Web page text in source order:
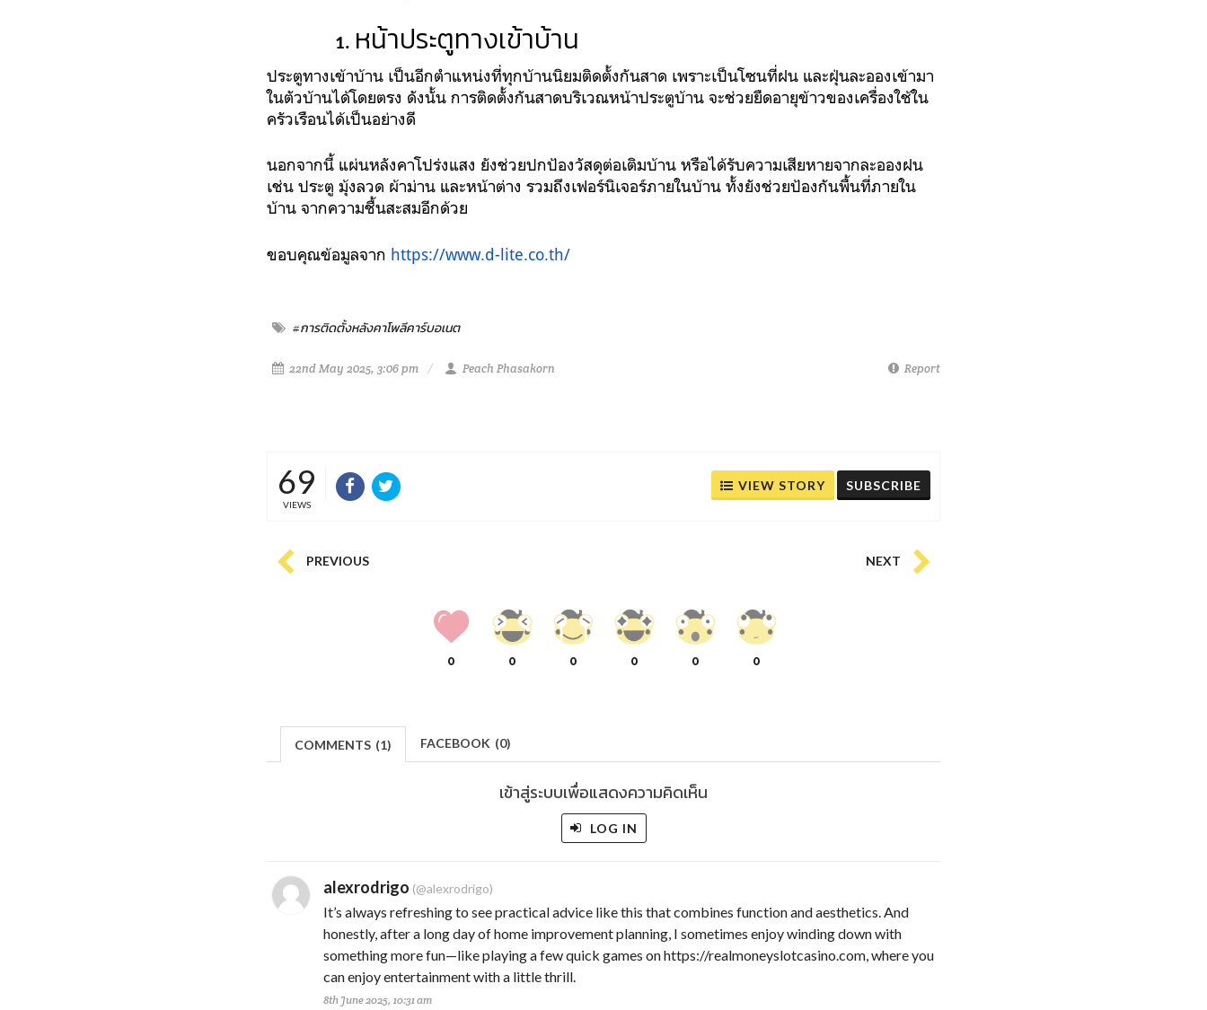
หน้าประตูทางเข้าบ้าน
ประตูทางเข้าบ้าน เป็นอีกตำแหน่งที่ทุกบ้านนิยมติดตั้งกันสาด เพราะเป็นโซนที่ฝน และฝุ่นละอองเข้ามา
ในตัวบ้านได้โดยตรง ดังนั้น การติดตั้งกันสาดบริเวณหน้าประตูบ้าน จะช่วยยืดอายุข้าวของเครื่องใช้ใน
ครัวเรือนได้เป็นอย่างดี
นอกจากนี้ แผ่นหลังคาโปร่งแสง ยังช่วยปกป้องวัสดุต่อเติมบ้าน หรือได้รับความเสียหายจากละอองฝน
เช่น ประตู มุ้งลวด ผ้าม่าน และหน้าต่าง รวมถึงเฟอร์นิเจอร์ภายในบ้าน ทั้งยังช่วยป้องกันพื้นที่ภายใน
บ้าน จากความชื้นสะสมอีกด้วย
ขอบคุณข้อมูลจาก https://www.d-lite.co.th/
#การติดตั้งหลังคาโพลีคาร์บอเนต
22nd May 2025, 3:06 pm Peach Phasakorn Report
69
VIEWS
VIEW STORY SUBSCRIBE
PREVIOUS NEXT
0 0 0 0 0 0
COMMENTS (1) FACEBOOK (0)
เข้าสู่ระบบเพื่อแสดงความคิดเห็น
LOG IN
alexrodrigo (@alexrodrigo)
It’s always refreshing to see practical advice like this that combines function and aesthetics. And
honestly, after a long day of home improvement planning, I sometimes enjoy winding down with
something more fun—like playing a few quick games on https://realmoneyslotcasino.com, where you
can enjoy entertainment with a little thrill.
8th June 2025, 10:31 am